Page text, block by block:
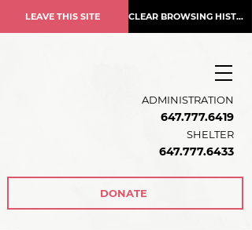
LEAVE THIS SITE CLEAR BROWSING HISTORY
ADMINISTRATION
647.777.6419
SHELTER
647.777.6433
DONATE